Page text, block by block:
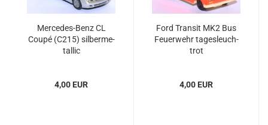
Mercedes-​​​Benz CL
Coupé (C215) sil­ber­me­
tal­lic
4,00 EUR
Ford Tran­sit MK2 Bus
Feu­er­wehr ta­ges­leuch­
trot
4,00 EUR